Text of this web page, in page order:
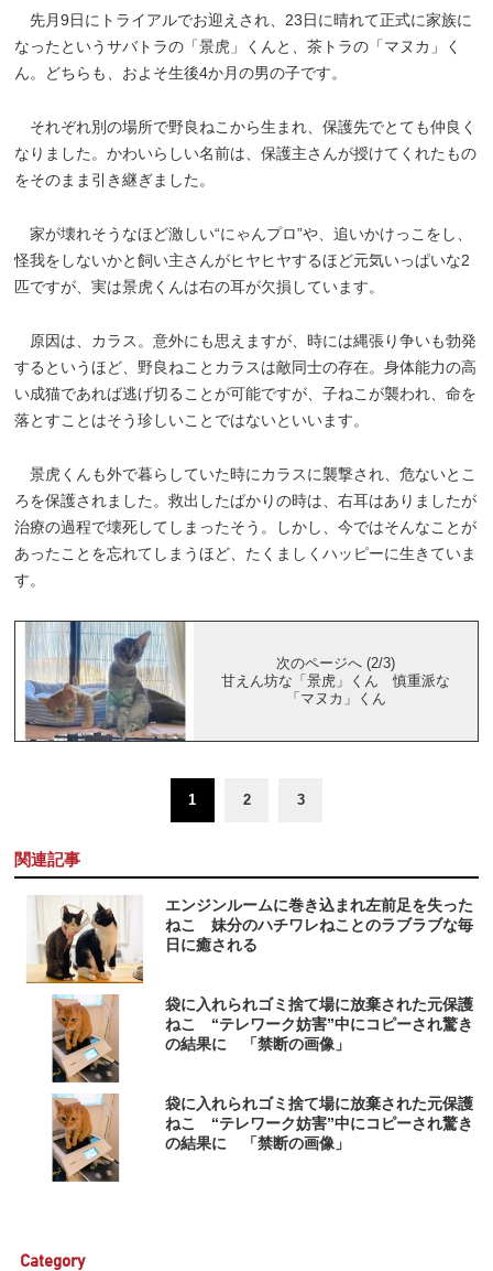
先月9日にトライアルでお迎えされ、23日に晴れて正式に家族に
なったというサバトラの「景虎」くんと、茶トラの「マヌカ」く
ん。どちらも、およそ生後4か月の男の子です。
それぞれ別の場所で野良ねこから生まれ、保護先でとても仲良く
なりました。かわいらしい名前は、保護主さんが授けてくれたもの
をそのまま引き継ぎました。
家が壊れそうなほど激しい“にゃんプロ”や、追いかけっこをし、
怪我をしないかと飼い主さんがヒヤヒヤするほど元気いっぱいな2
匹ですが、実は景虎くんは右の耳が欠損しています。
原因は、カラス。意外にも思えますが、時には縄張り争いも勃発
するというほど、野良ねことカラスは敵同士の存在。身体能力の高
い成猫であれば逃げ切ることが可能ですが、子ねこが襲われ、命を
落とすことはそう珍しいことではないといいます。
景虎くんも外で暮らしていた時にカラスに襲撃され、危ないとこ
ろを保護されました。救出したばかりの時は、右耳はありましたが
治療の過程で壊死してしまったそう。しかし、今ではそんなことが
あったことを忘れてしまうほど、たくましくハッピーに生きていま
す。
次のページへ (2/3)
甘えん坊な「景虎」くん 慎重派な
「マヌカ」くん
1 2 3
関連記事
エンジンルームに巻き込まれ左前足を失った
ねこ 妹分のハチワレねことのラブラブな毎
日に癒される
袋に入れられゴミ捨て場に放棄された元保護
ねこ “テレワーク妨害”中にコピーされ驚き
の結果に 「禁断の画像」
袋に入れられゴミ捨て場に放棄された元保護
ねこ “テレワーク妨害”中にコピーされ驚き
の結果に 「禁断の画像」
Category